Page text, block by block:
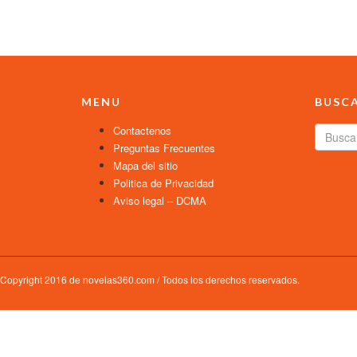
MENU
Contactenos
Preguntas Frecuentes
Mapa del sitio
Politica de Privacidad
Aviso legal – DCMA
Copyright 2016 de novelas360.com / Todos los derechos reservados.